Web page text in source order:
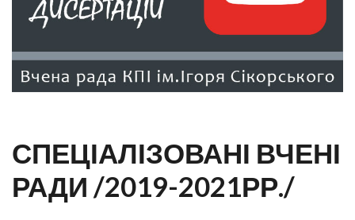
СПЕЦІАЛІЗОВАНІ ВЧЕНІ
РАДИ /2019-2021РР./